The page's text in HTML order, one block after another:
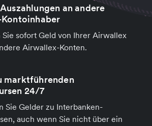
an andere
Sie sofort Geld von Ihrer Airwallex
Airwallex-Konten.
marktführenden
24/7
Sie Gelder zu Interbanken-
auch wenn Sie nicht über ein